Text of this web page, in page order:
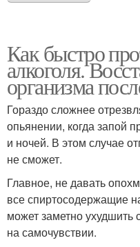
Как быстро
алкоголя.
организма
Гораздо сложнее
опьянении, когда запой
и ночей. В этом случае
не сможет.
Главное, не давать
все спиртосодержащие
может заметно ухудшить
на самочувствии.